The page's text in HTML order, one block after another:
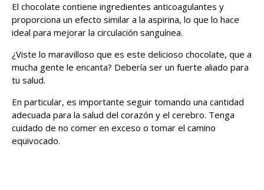
El chocolate contiene ingredientes anticoagulantes y
proporciona un efecto similar a la aspirina, lo que lo hace
ideal para mejorar la circulación sanguínea.
¿Viste lo maravilloso que es este delicioso chocolate, que a
mucha gente le encanta? Debería ser un fuerte aliado para
tu salud.
En particular, es importante seguir tomando una cantidad
adecuada para la salud del corazón y el cerebro. Tenga
cuidado de no comer en exceso o tomar el camino
equivocado.